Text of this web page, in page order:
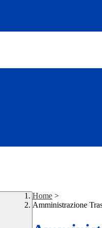
Home >
Amministrazione